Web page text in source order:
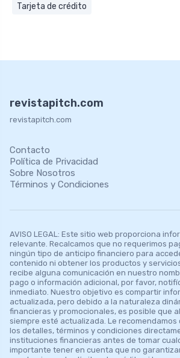
Tarjeta de crédito
revistapitch.com
revistapitch.com
Contacto
Política de Privacidad
Sobre Nosotros
Términos y Condiciones
AVISO LEGAL: Este sitio web proporciona
relevante. Recalcamos que no requerimos
ningún tipo de anticipo financiero para
contenido ni obtener los productos y
recibe alguna comunicación en nuestro
pago o información adicional, por favor,
inmediato. Nuestro objetivo es compartir
actualizada, pero debido a la naturaleza
financieras y promocionales, es posible que
siempre esté actualizada. Le
los detalles, términos y condiciones
instituciones financieras antes de tomar
importante tener en cuenta que no